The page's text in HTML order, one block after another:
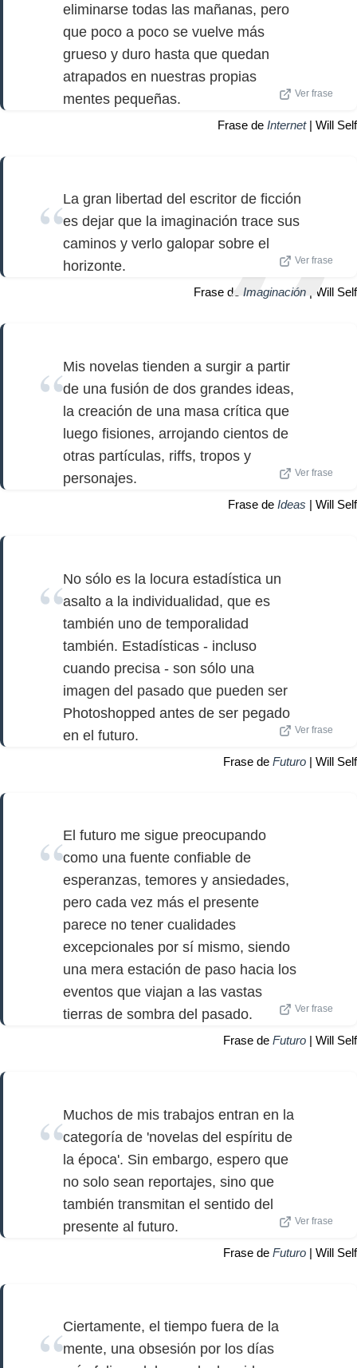
eliminarse todas las mañanas, pero
que poco a poco se vuelve más
grueso y duro hasta que quedan
atrapados en nuestras propias
mentes pequeñas.
Ver frase
Frase de Internet| Will Self
La gran libertad del escritor de ficción
es dejar que la imaginación trace sus
caminos y verlo galopar sobre el
horizonte.
Ver frase
Frase de Imaginación | Will Self
Mis novelas tienden a surgir a partir
de una fusión de dos grandes ideas,
la creación de una masa crítica que
luego fisiones, arrojando cientos de
otras partículas, riffs, tropos y
personajes.
Ver frase
Frase de Ideas | Will Self
No sólo es la locura estadística un
asalto a la individualidad, que es
también uno de temporalidad
también. Estadísticas - incluso
cuando precisa - son sólo una
imagen del pasado que pueden ser
Photoshopped antes de ser pegado
en el futuro.
Ver frase
Frase de Futuro | Will Self
El futuro me sigue preocupando
como una fuente confiable de
esperanzas, temores y ansiedades,
pero cada vez más el presente
parece no tener cualidades
excepcionales por sí mismo, siendo
una mera estación de paso hacia los
eventos que viajan a las vastas
tierras de sombra del pasado.
Ver frase
Frase de Futuro | Will Self
Muchos de mis trabajos entran en la
categoría de 'novelas del espíritu de
la época'. Sin embargo, espero que
no solo sean reportajes, sino que
también transmitan el sentido del
presente al futuro.
Ver frase
Frase de Futuro | Will Self
Ciertamente, el tiempo fuera de la
mente, una obsesión por los días